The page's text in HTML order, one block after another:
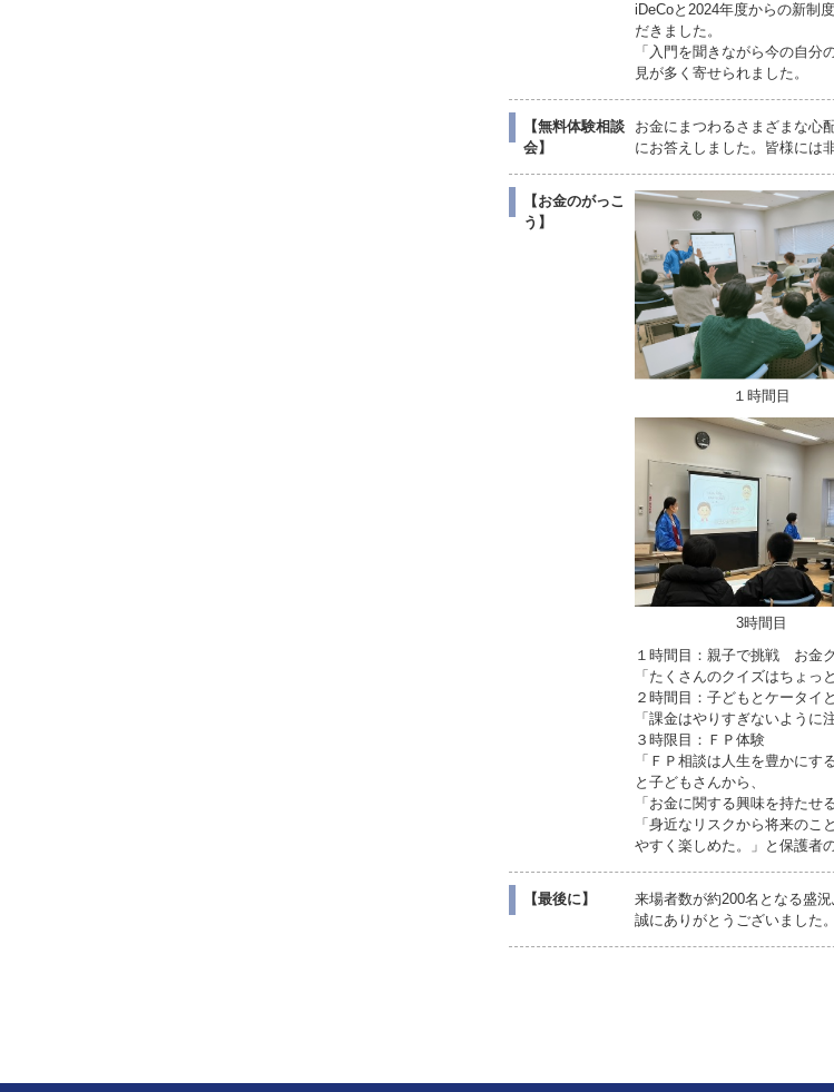
iDeCoと2024年度からの新制
だきました。
「入門を聞きながら今の自
見が多く寄せられました。
【無料体験相談
会】
お金にまつわるさまざまな心
にお答えしました。皆様には
【お金のがっこ
う】
１時間目
3時間目
１時間目：親子で挑戦 お金
「たくさんのクイズはちょっ
２時間目：子どもとケータイ
「課金はやりすぎないように
３時限目：ＦＰ体験
「ＦＰ相談は人生を豊かにす
と子どもさんから、
「お金に関する興味を持たせ
「身近なリスクから将来の
やすく楽しめた。」と保護者
【最後に】
来場者数が約200名となる盛
誠にありがとうございました。